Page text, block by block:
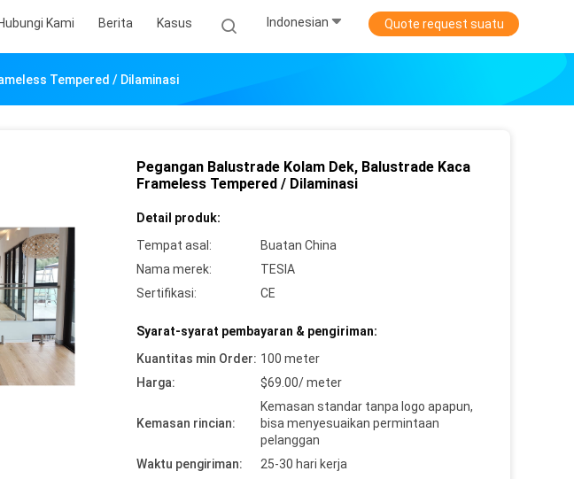
Hubungi Kami Berita Kasus Indonesian Quote request suatu
Tempered / Dilaminasi
Pegangan Balustrade Kolam Dek, Balustrade Kaca
Frameless Tempered / Dilaminasi
Detail produk:
Tempat asal:
Buatan China
Nama merek:
TESIA
Sertifikasi:
CE
Syarat-syarat pembayaran & pengiriman:
Kuantitas min Order: 100 meter
Harga:
$69.00/ meter
Kemasan rincian:
Kemasan standar tanpa logo apapun,
bisa menyesuaikan permintaan
pelanggan
Waktu pengiriman:
25-30 hari kerja